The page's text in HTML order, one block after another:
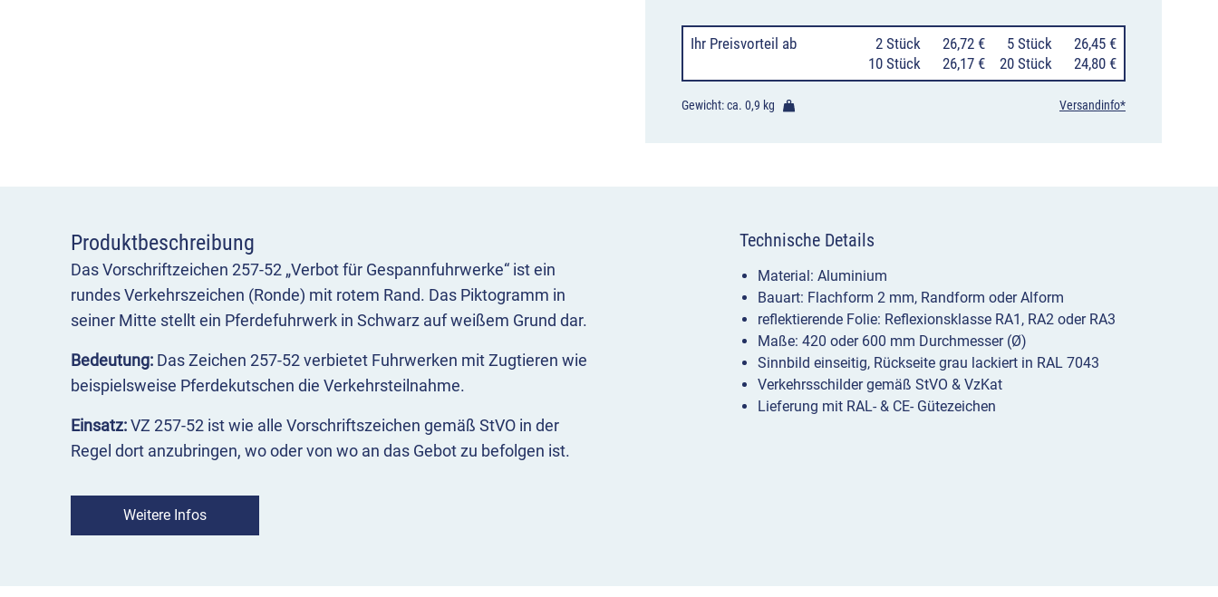
Verbot
für
Gespannfuhrwerke
Ihr Preisvorteil ab 2 Stück 26,72 € 5 Stück
26,45 €
10 Stück
26,17 € 20 Stück 24,80 €
Gewicht: ca. 0,9 kg Versandinfo*
Produktbeschreibung
Das Vorschriftzeichen 257-52 „Verbot für Gespannfuhrwerke“ ist ein
rundes Verkehrszeichen (Ronde) mit rotem Rand. Das Piktogramm in
seiner Mitte stellt ein Pferdefuhrwerk in Schwarz auf weißem Grund dar.
Bedeutung: Das Zeichen 257-52 verbietet Fuhrwerken mit Zugtieren wie
beispielsweise Pferdekutschen die Verkehrsteilnahme.
Einsatz:VZ 257-52 ist wie alle Vorschriftszeichen gemäß StVO in der
Regel dort anzubringen, wo oder von wo an das Gebot zu befolgen ist.
sind die vorherige Ankündigung sowie der Hinweis auf mögliche
Umleitungen erforderlich. Informationen dazu, warum Verkehrsverbote
Weitere Infos
Technische Details
Material: Aluminium
Bauart: Flachform 2 mm, Randform oder Alform
reflektierende Folie: Reflexionsklasse RA1, RA2 oder RA3
Maße: 420 oder 600 mm Durchmesser (Ø)
Sinnbild einseitig, Rückseite grau lackiert in RAL 7043
Verkehrsschilder gemäß StVO & VzKat
Lieferung mit RAL- & CE- Gütezeichen